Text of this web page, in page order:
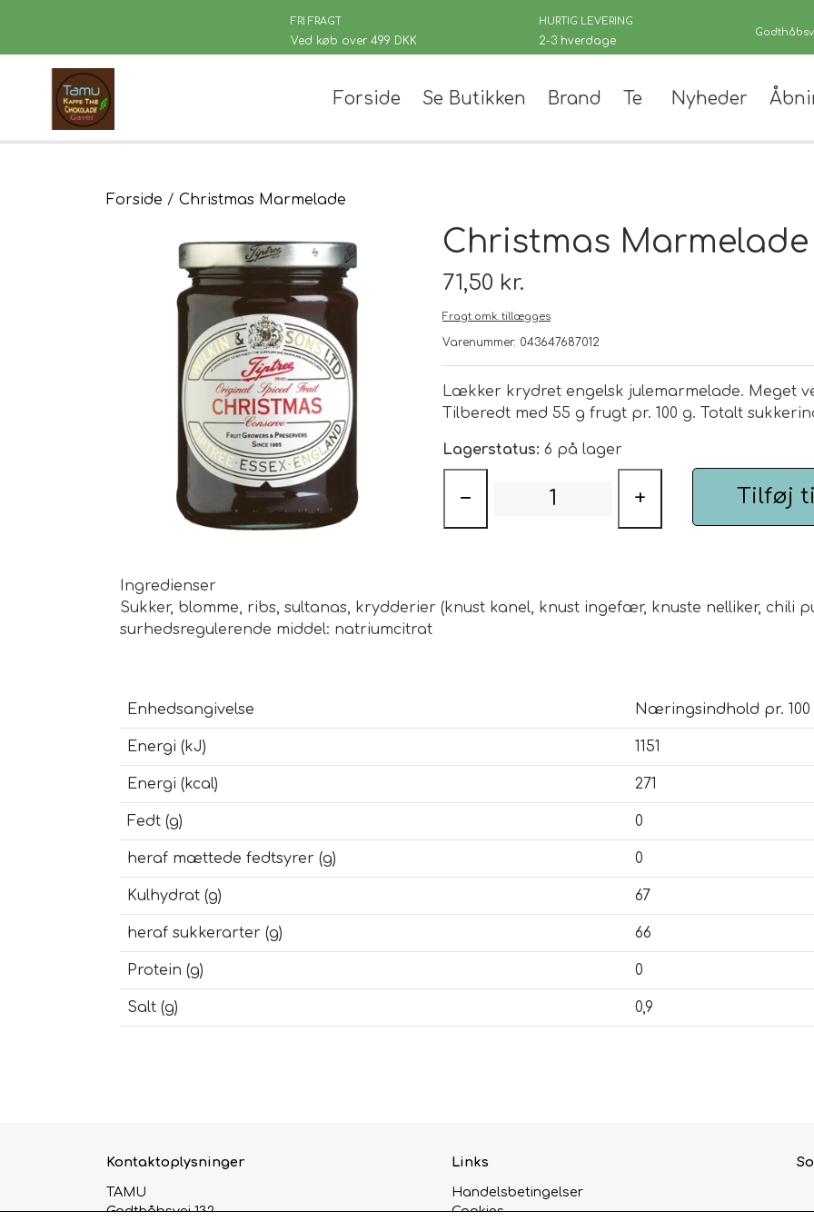
FRI FRAGT
Ved køb over 499 DKK
HURTIG LEVERING
2-3 hverdage
Forside Se Butikken Brand Te
Kusmi Te
Sort Te
Grøn Hvid Te
Hvid Te
Rooibush
Urte & Frugt teer
Husets Teblandinger
Nyheder
Forside Christmas Marmelade
Christmas Marmelade
71,50 kr.
Fragt omk. tillægges
Varenummer: 043647687012
Lækker krydret engelsk julemarmelade. Meget
Tilberedt med 55 g frugt pr. 100 g. Totalt
Lagerstatus: 6 på lager
− + Tilføj
Ingredienser
Sukker, blomme, ribs, sultanas, krydderier (knust kanel, knust ingefær, knuste nelliker, chili
surhedsregulerende middel: natriumcitrat
Enhedsangivelse Næringsindhold pr. 100
Energi (kJ) 1151
Energi (kcal) 271
Fedt (g) 0
heraf mættede fedtsyrer (g) 0
Kulhydrat (g) 67
heraf sukkerarter (g) 66
Protein (g) 0
Salt (g) 0,9
Kontaktoplysninger
TAMU
Godthåbsvej 132
Links
Handelsbetingelser
Cookies